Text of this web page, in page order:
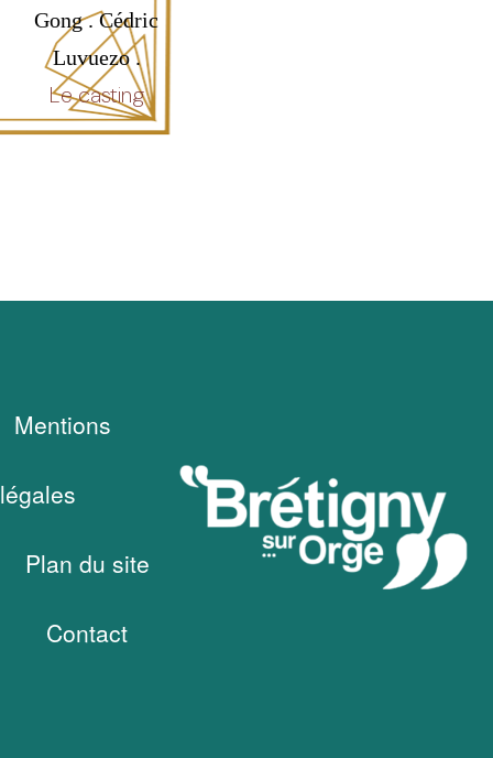
Gong . Cédric
Luvuezo .
Le casting
Mentions
légales
Plan du site
Contact